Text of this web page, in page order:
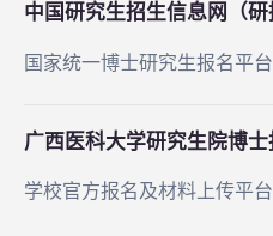
中国研究生招生信息网（
国家统一博士研究生报名平台
广西医科大学研究生院博
学校官方报名及材料上传平台